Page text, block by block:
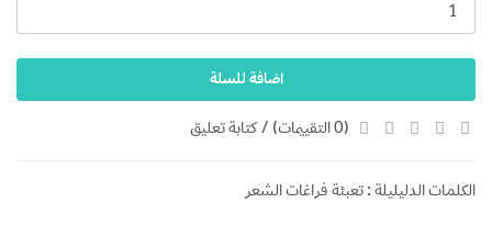
اضافة للسلة
(0 التقييمات) / كتابة تعليق
الكلمات الدليليلة : تعبئة فراغات الشعر